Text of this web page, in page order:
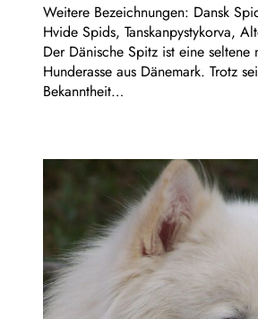
Weitere Bezeichnungen: Dansk
Hvide Spids, Tanskanpystykorva,
Der Dänische Spitz ist eine seltene
Hunderasse aus Dänemark. Trotz
Bekanntheit…